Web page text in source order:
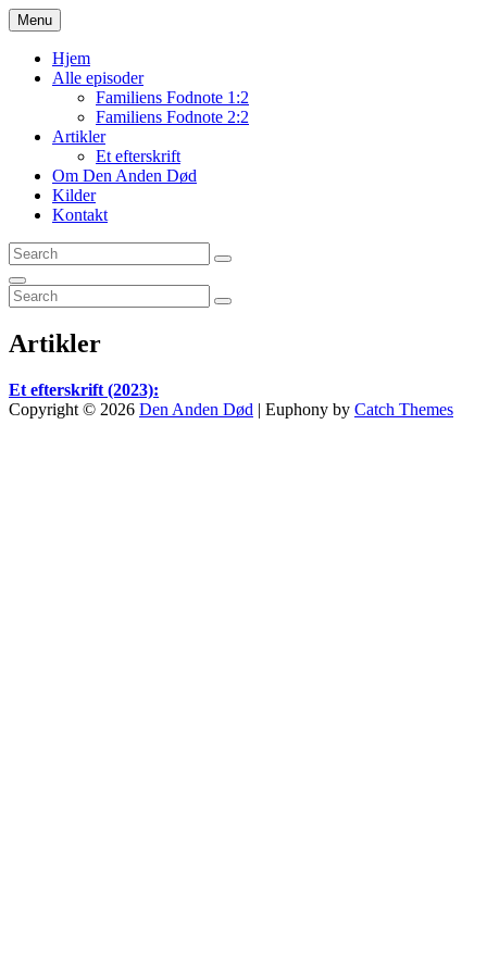
Skip
to
content
Den Anden Død
En podcast-serie
Menu
Hjem
Alle episoder
Familiens Fodnote 1:2
Familiens Fodnote 2:2
Artikler
Et efterskrift
Om Den Anden Død
Kilder
Kontakt
Search
for:
Search
Search
Search
for:
Search
Artikler
Et efterskrift (2023):
Copyright © 2026 Den Anden Død | Euphony by Catch Themes